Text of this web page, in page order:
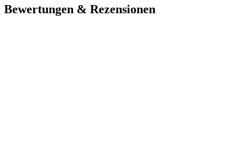
Bewertungen & Rezensionen